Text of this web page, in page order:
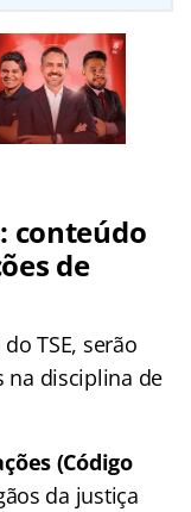
conteúdo
de
TSE, serão
na disciplina de
(Código
da justiça